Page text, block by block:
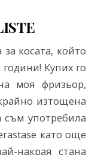
за косата, който
Купих го
моя фризьор,
изтощена
съм употребила
като още
накрая стана